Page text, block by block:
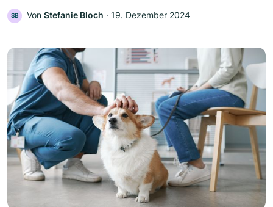
SB Von Stefanie Bloch ‧ 19. Dezember 2024